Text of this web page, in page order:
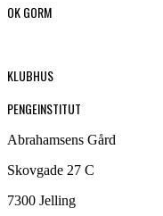
OK GORM
KLUBHUS
PENGEINSTITUT
Abrahamsens Gård
Skovgade 27 C
7300 Jelling